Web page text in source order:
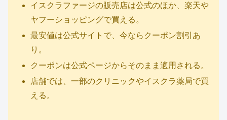
イスクラファージの販売店は公式のほか、楽天や
ヤフーショッピングで買える。
最安値は公式サイトで、今ならクーポン割引あ
り。
クーポンは公式ページからそのまま適用される。
店舗では、一部のクリニックやイスクラ薬局で買
える。